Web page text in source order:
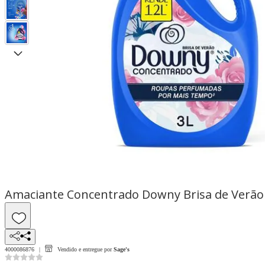
Amaciante Concentrado Downy Brisa de
4000086876 Vendido e entregue por Sage's